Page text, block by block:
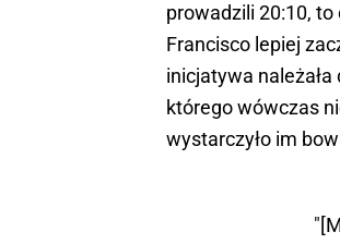
prowadzili 20:10,
Francisco lepiej
inicjatywa
którego wówczas
wystarczyło im